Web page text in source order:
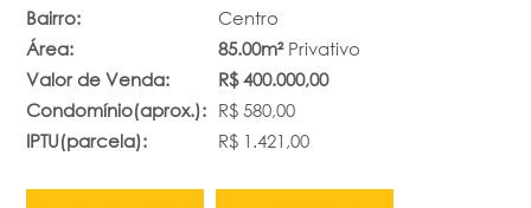
Bairro:
Centro
Área:
85.00m²Privativo
Valor de Venda:
R$ 400.000,00
Condomínio(aprox.):
R$ 580,00
IPTU(parcela):
R$ 1.421,00